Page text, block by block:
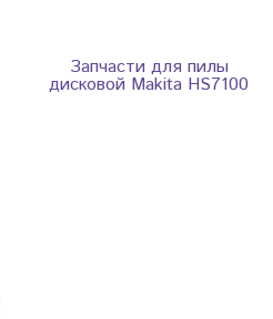
Запчасти для пилы
дисковой Makita HS7100